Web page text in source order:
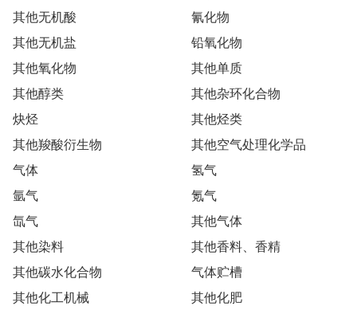
其他无机酸
氰化物
其他无机盐
铅氧化物
其他氧化物
其他单质
其他醇类
其他杂环化合物
炔烃
其他烃类
其他羧酸衍生物
其他空气处理化学品
气体
氢气
氩气
氪气
氙气
其他气体
其他染料
其他香料、香精
其他碳水化合物
气体贮槽
其他化工机械
其他化肥